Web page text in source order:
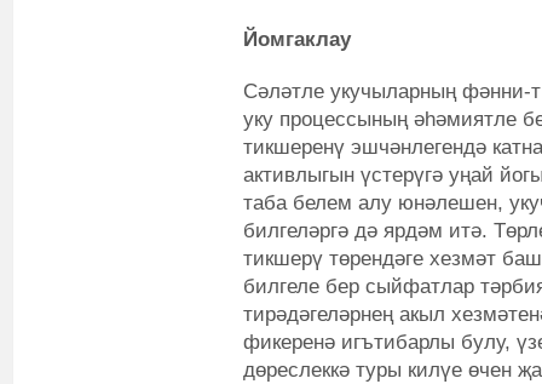
Йомгаклау
Сәләтле укучыларның фәнни-
уку процессының әһәмиятле
тикшеренү эшчәнлегендә
активлыгын үстерүгә уңай
таба белем алу юнәлешен,
билгеләргә дә ярдәм итә.
тикшерү төрендәге хезмәт
билгеле бер сыйфатлар
тирәдәгеләрнең акыл
фикеренә игътибарлы булу,
дөреслеккә туры килүе өчен